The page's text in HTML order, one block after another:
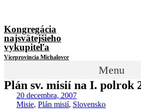
Kongregácia
najsvätejšieho
vykupiteľa
Viceprovincia Michalovce
Menu
Plán sv. misií na I. polrok
20 decembra, 2007
Misie, Plán misií, Slovensko